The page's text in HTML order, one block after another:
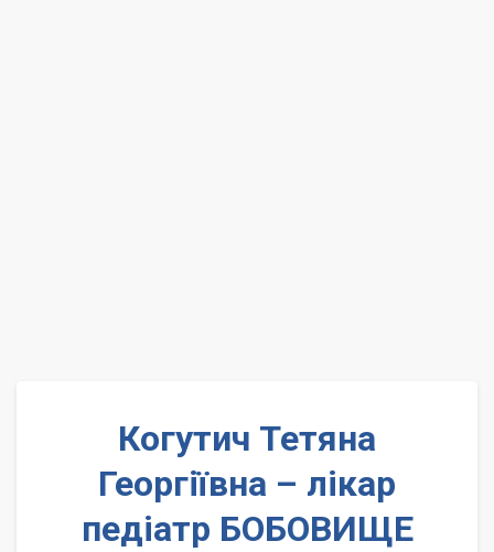
Когутич Тетяна
Георгіївна – лікар
педіатр БОБОВИЩЕ